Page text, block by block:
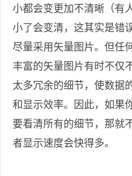
小都会变更加不清晰（有
小了会变清，这其实是错
尽量采用矢量图片。但任
丰富的矢量图片有时不仅
太多冗余的细节，使数据
和显示效率。因此，如果
要看清所有的细节，那就
者显示速度会快得多。